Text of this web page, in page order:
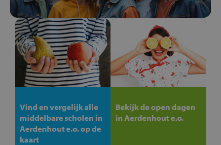
Vind en vergelijk alle
middelbare scholen in
Aerdenhout e.o. op de
kaart
Bekijk de open dagen
in Aerdenhout e.o.